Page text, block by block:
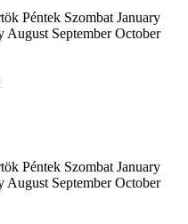
Péntek Szombat January
September October
Péntek Szombat January
September October